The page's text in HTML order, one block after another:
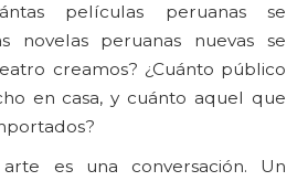
películas peruanas se
novelas peruanas nuevas se
creamos? ¿Cuánto público
en casa, y cuánto aquel que
es una conversación. Un